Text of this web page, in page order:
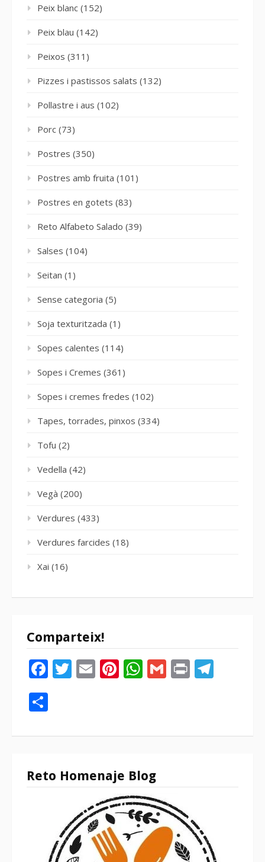
Peix blanc (152)
Peix blau (142)
Peixos (311)
Pizzes i pastissos salats (132)
Pollastre i aus (102)
Porc (73)
Postres (350)
Postres amb fruita (101)
Postres en gotets (83)
Reto Alfabeto Salado (39)
Salses (104)
Seitan (1)
Sense categoria (5)
Soja texturitzada (1)
Sopes calentes (114)
Sopes i Cremes (361)
Sopes i cremes fredes (102)
Tapes, torrades, pinxos (334)
Tofu (2)
Vedella (42)
Vegà (200)
Verdures (433)
Verdures farcides (18)
Xai (16)
Comparteix!
Facebook
Twitter
EmailPinterest
WhatsApp
Gmail
Print
Reto Homenaje Blog